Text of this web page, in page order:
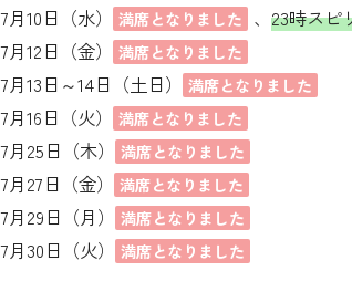
7月10日（水）
満席となりました 、23時スピ
7月12日（金）
満席となりました
7月13日～14日（土日） 満席となりました
7月16日（火） 満席となりました
7月25日（木） 満席となりました
7月27日（金） 満席となりました
7月29日（月） 満席となりました
7月30日（火） 満席となりました